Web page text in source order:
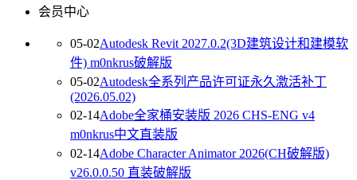
会员中心
05-02Autodesk Revit 2027.0.2(3D建筑设计和建模软
件) m0nkrus破解版
05-02Autodesk全系列产品许可证永久激活补丁
(2026.05.02)
02-14Adobe全家桶安装版 2026 CHS-ENG v4
m0nkrus中文直装版
02-14Adobe Character Animator 2026(CH破解版)
v26.0.0.50 直装破解版